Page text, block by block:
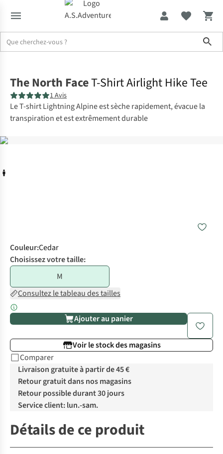
The North FaceT-Shirt Airlight Hike Tee
1 Avis
Le T-shirt Lightning Alpine est sèche rapidement, évacue la
transpiration et est extrêmement durable
Couleur:Cedar
Choisissez votre taille:
M
Consultez le tableau des tailles
Ajouter au panier
Voir le stock des magasins
Comparer
Livraison gratuite à partir de 45 €
Retour gratuit dans nos magasins
Retour possible durant 30 jours
Service client: lun.-sam.
Détails de ce produit